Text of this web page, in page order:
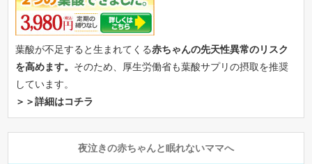
葉酸が不足すると生まれてくる赤ちゃんの先天性異常のリスク
を高めます。 そのため、厚生労働省も葉酸サプリの摂取を推奨
しています。
＞＞詳細はコチラ
夜泣きの赤ちゃんと眠れないママへ